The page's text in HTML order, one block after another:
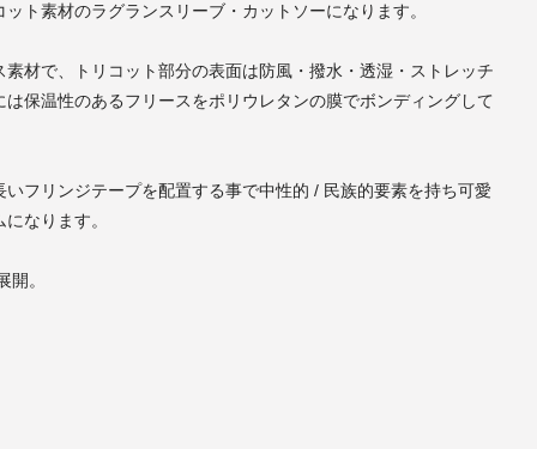
ト素材のラグランスリーブ・カットソーになります。
材で、トリコット部分の表面は防風・撥水・透湿・ストレッチ
保温性のあるフリースをポリウレタンの膜でボンディングして
フリンジテープを配置する事で中性的 / 民族的要素を持ち可愛
なります。
。